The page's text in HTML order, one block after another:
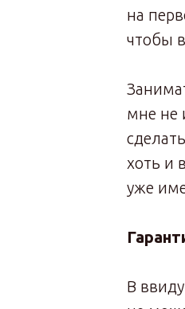
на
чтобы
мне не
хоть и
уже
В